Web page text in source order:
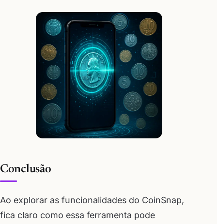
Conclusão
Ao explorar as funcionalidades do CoinSnap,
fica claro como essa ferramenta pode